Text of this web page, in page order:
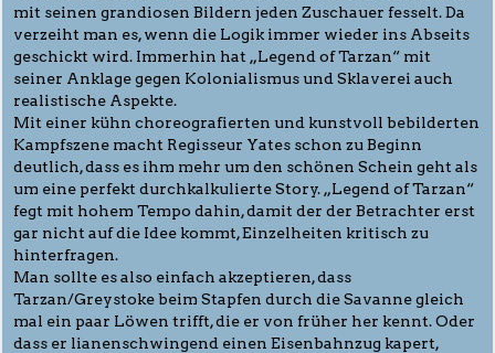
mit seinen grandiosen Bildern jeden Zuschauer fesselt. Da
verzeiht man es, wenn die Logik immer wieder ins Abseits
geschickt wird. Immerhin hat „Legend of Tarzan“ mit
seiner Anklage gegen Kolonialismus und Sklaverei auch
realistische Aspekte.
Mit einer kühn choreografierten und kunstvoll bebilderten
Kampfszene macht Regisseur Yates schon zu Beginn
deutlich, dass es ihm mehr um den schönen Schein geht als
um eine perfekt durchkalkulierte Story. „Legend of Tarzan“
fegt mit hohem Tempo dahin, damit der der Betrachter erst
gar nicht auf die Idee kommt, Einzelheiten kritisch zu
hinterfragen.
Man sollte es also einfach akzeptieren, dass
Tarzan/Greystoke beim Stapfen durch die Savanne gleich
mal ein paar Löwen trifft, die er von früher her kennt. Oder
dass er lianenschwingend einen Eisenbahnzug kapert,